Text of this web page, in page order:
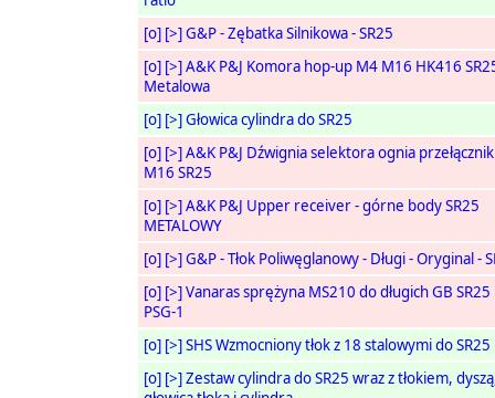
[o] [>]G&P - Zębatka Silnikowa - SR25
[o] [>]A&K P&J Komora hop-up M4 M16 HK416
Metalowa
[o] [>]Głowica cylindra do SR25
[o] [>]A&K P&J Dźwignia selektora ognia
M16 SR25
[o] [>]A&K P&J Upper receiver - górne body SR25
METALOWY
[o] [>]G&P - Tłok Poliwęglanowy - Długi - Oryginal -
[o] [>]Vanaras sprężyna MS210 do długich GB SR25
PSG-1
[o] [>]SHS Wzmocniony tłok z 18 stalowymi do SR25
[o] [>]Zestaw cylindra do SR25 wraz z tłokiem,